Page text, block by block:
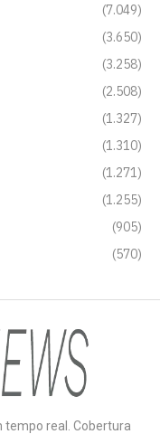
(7.049)
(3.650)
(3.258)
(2.508)
(1.327)
(1.310)
(1.271)
(1.255)
(905)
(570)
tempo real. Cobertura